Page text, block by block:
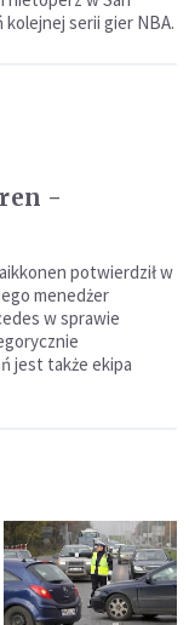
serii gier NBA.
-
potwierdził w
menedżer
w sprawie
jest także ekipa